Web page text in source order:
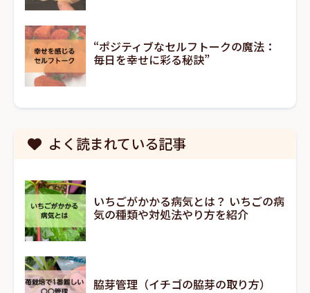
“ポジティブなセルフトークの魔法：
毎日を幸せに彩る秘訣”
よく読まれている記事
いちごがかかる病気とは？ いちごの病
気の種類や対処法やり方を紹介
脇芽管理（イチゴの脇芽の取り方）